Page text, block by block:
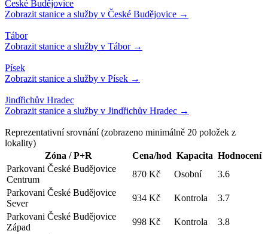
Reprezentativní srovnání(zobrazeno minimálně 20 položek z
lokality)
Zóna / P+R
Cena/hod Kapacita Hodnocení
Parkovani České Budějovice
Centrum
870 Kč Osobní
3.6
Parkovani České Budějovice
Sever
934 Kč Kontrola
3.7
Parkovani České Budějovice
Západ
998 Kč Kontrola
3.8